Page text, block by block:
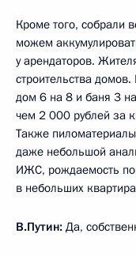
Кроме того, собрали
можем
у арендаторов.
строительства
дом 6 на 8 и баня 3
чем 2 000 рублей за
Также
даже небольшой
ИЖС, рождаемость
в небольших
В.Путин: Да,